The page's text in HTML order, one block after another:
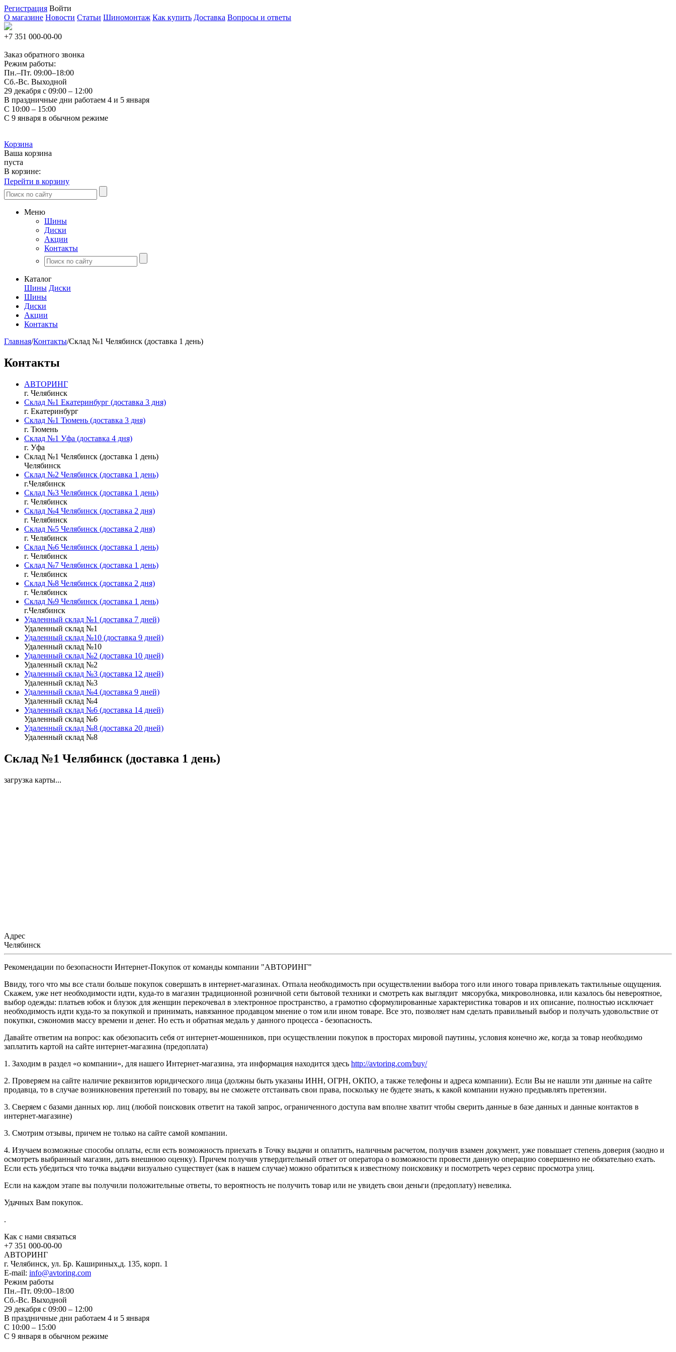
Регистрация Войти
О магазине Новости Статьи Шиномонтаж Как купить Доставка Вопросы и ответы
+7 351 000-00-00
Заказ обратного звонка
Режим работы:
Пн.–Пт. 09:00–18:00
Сб.-Вс. Выходной
29 декабря с 09:00 – 12:00
В праздничные дни работаем 4 и 5 января
С 10:00 – 15:00
С 9 января в обычном режиме
Корзина
Ваша корзина
пуста
В корзине:
Перейти в корзину
Меню
Шины
Диски
Акции
Контакты
Каталог
Шины Диски
Шины
Диски
Акции
Контакты
Главная/Контакты/Склад №1 Челябинск (доставка 1 день)
Контакты
АВТОРИНГ
г. Челябинск
Склад №1 Екатеринбург (доставка 3 дня)
г. Екатеринбург
Склад №1 Тюмень (доставка 3 дня)
г. Тюмень
Склад №1 Уфа (доставка 4 дня)
г. Уфа
Склад №1 Челябинск (доставка 1 день)
Челябинск
Склад №2 Челябинск (доставка 1 день)
г.Челябинск
Склад №3 Челябинск (доставка 1 день)
г. Челябинск
Склад №4 Челябинск (доставка 2 дня)
г. Челябинск
Склад №5 Челябинск (доставка 2 дня)
г. Челябинск
Склад №6 Челябинск (доставка 1 день)
г. Челябинск
Склад №7 Челябинск (доставка 1 день)
г. Челябинск
Склад №8 Челябинск (доставка 2 дня)
г. Челябинск
Склад №9 Челябинск (доставка 1 день)
г.Челябинск
Удаленный склад №1 (доставка 7 дней)
Удаленный склад №1
Удаленный склад №10 (доставка 9 дней)
Удаленный склад №10
Удаленный склад №2 (доставка 10 дней)
Удаленный склад №2
Удаленный склад №3 (доставка 12 дней)
Удаленный склад №3
Удаленный склад №4 (доставка 9 дней)
Удаленный склад №4
Удаленный склад №6 (доставка 14 дней)
Удаленный склад №6
Удаленный склад №8 (доставка 20 дней)
Удаленный склад №8
Склад №1 Челябинск (доставка 1 день)
загрузка карты...
Адрес
Челябинск
Рекомендации по безопасности Интернет-Покупок от команды компании "АВТОРИНГ"
Ввиду, того что мы все стали больше покупок совершать в интернет-магазинах. Отпала необходимость при осуществлении выбора того или иного товара привлекать тактильные ощущения.
Скажем, уже нет необходимости идти, куда-то в магазин традиционной розничной сети бытовой техники и смотреть как выглядит мясорубка, микроволновка, или казалось бы невероятное,
выбор одежды: платьев юбок и блузок для женщин перекочевал в электронное пространство, а грамотно сформулированные характеристика товаров и их описание, полностью исключает
необходимость идти куда-то за покупкой и принимать, навязанное продавцом мнение о том или ином товаре. Все это, позволяет нам сделать правильный выбор и получать удовольствие от
покупки, сэкономив массу времени и денег. Но есть и обратная медаль у данного процесса - безопасность.
Давайте ответим на вопрос: как обезопасить себя от интернет-мошенников, при осуществлении покупок в просторах мировой паутины, условия конечно же, когда за товар необходимо
заплатить картой на сайте интернет-магазина (предоплата)
1. Заходим в раздел «о компании», для нашего Интернет-магазина, эта информация находится здесь http://avtoring.com/buy/
2. Проверяем на сайте наличие реквизитов юридического лица (должны быть указаны ИНН, ОГРН, ОКПО, а также телефоны и адреса компании). Если Вы не нашли эти данные на сайте
продавца, то в случае возникновения претензий по товару, вы не сможете отстаивать свои права, поскольку не будете знать, к какой компании нужно предъявлять претензии.
3. Сверяем с базами данных юр. лиц (любой поисковик ответит на такой запрос, ограниченного доступа вам вполне хватит чтобы сверить данные в базе данных и данные контактов в
интернет-магазине)
3. Смотрим отзывы, причем не только на сайте самой компании.
4. Изучаем возможные способы оплаты, если есть возможность приехать в Точку выдачи и оплатить, наличным расчетом, получив взамен документ, уже повышает степень доверия (заодно и
осмотреть выбранный магазин, дать внешнюю оценку). Причем получив утвердительный ответ от оператора о возможности провести данную операцию совершенно не обязательно ехать.
Если есть убедиться что точка выдачи визуально существует (как в нашем случае) можно обратиться к известному поисковику и посмотреть через сервис просмотра улиц.
Если на каждом этапе вы получили положительные ответы, то вероятность не получить товар или не увидеть свои деньги (предоплату) невелика.
Удачных Вам покупок.
.
Как с нами связаться
+7 351 000-00-00
АВТОРИНГ
г. Челябинск, ул. Бр. Кашириных,д. 135, корп. 1
E-mail: info@avtoring.com
Режим работы
Пн.–Пт. 09:00–18:00
Сб.-Вс. Выходной
29 декабря с 09:00 – 12:00
В праздничные дни работаем 4 и 5 января
С 10:00 – 15:00
С 9 января в обычном режиме